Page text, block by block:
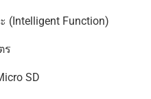
(Intelligent Function)
ร
SD